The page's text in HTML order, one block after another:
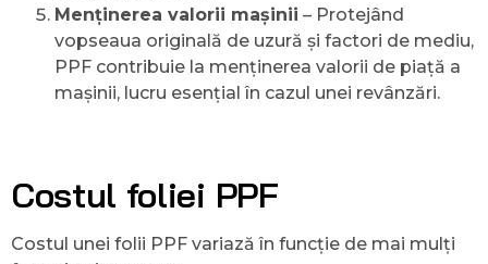
Menținerea valorii mașinii – Protejând
vopseaua originală de uzură și factori de mediu,
PPF contribuie la menținerea valorii de piață a
mașinii, lucru esențial în cazul unei revânzări.
Costul foliei PPF
Costul unei folii PPF variază în funcție de mai mulți